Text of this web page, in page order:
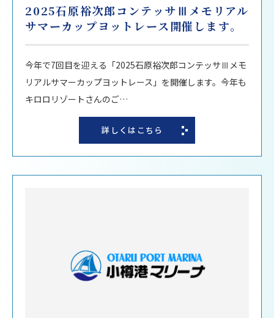
2025石原裕次郎コンテッサⅢメモリアル
サマーカップヨットレース開催します。
今年で7回目を迎える「2025石原裕次郎コンテッサⅢメモ
リアルサマーカップヨットレース」を開催します。今年も
キロロリゾートさんのご…
詳しくはこちら